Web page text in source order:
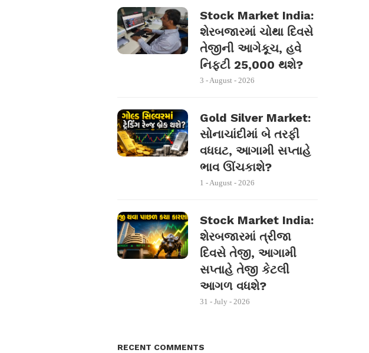
Stock Market India:
શેરબજારમાં ચોથા દિવસે
તેજીની આગેકૂચ, હવે
નિફ્ટી 25,000 થશે?
3 - August - 2026
Gold Silver Market:
સોનાચાંદીમાં બે તરફી
વધઘટ, આગામી સપ્તાહે
ભાવ ઊંચકાશે?
1 - August - 2026
Stock Market India:
શેરબજારમાં ત્રીજા
દિવસે તેજી, આગામી
સપ્તાહે તેજી કેટલી
આગળ વધશે?
31 - July - 2026
RECENT COMMENTS